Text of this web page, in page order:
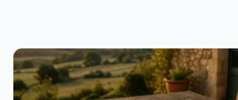
Articles de la rubrique Conseils Séjour